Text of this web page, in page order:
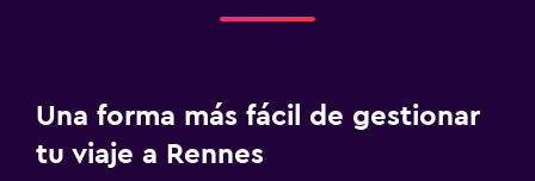
Una forma más fácil de gestionar
tu viaje a Rennes